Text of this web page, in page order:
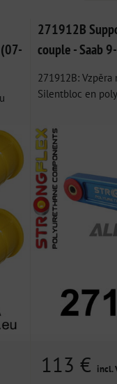
271912B
couple - Saab
271912B:
Silentbloc en
113 € incl.